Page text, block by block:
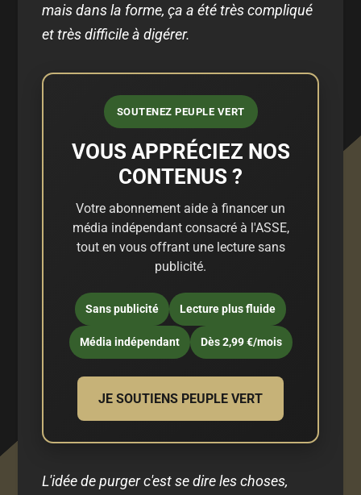
mais dans la forme, ça a été très compliqué
et très difficile à digérer.
SOUTENEZ PEUPLE VERT
VOUS APPRÉCIEZ NOS
CONTENUS ?
Votre abonnement aide à financer un
média indépendant consacré à l'ASSE,
tout en vous offrant une lecture sans
publicité.
Sans publicité Lecture plus fluide
Média indépendant Dès 2,99 €/mois
JE SOUTIENS PEUPLE VERT
L'idée de purger c'est se dire les choses,